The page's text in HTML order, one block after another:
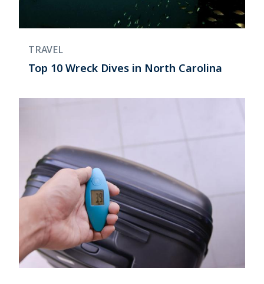
TRAVEL
Top 10 Wreck Dives in North Carolina